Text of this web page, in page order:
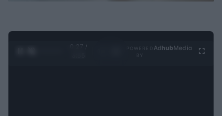
0:28 /
Ad hubMedia